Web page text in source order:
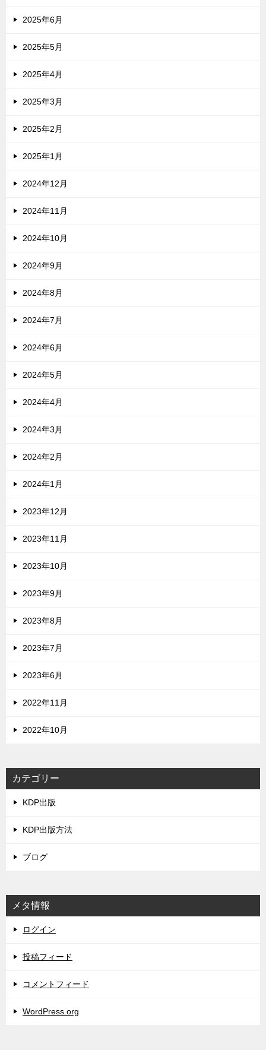
2025年6月
2025年5月
2025年4月
2025年3月
2025年2月
2025年1月
2024年12月
2024年11月
2024年10月
2024年9月
2024年8月
2024年7月
2024年6月
2024年5月
2024年4月
2024年3月
2024年2月
2024年1月
2023年12月
2023年11月
2023年10月
2023年9月
2023年8月
2023年7月
2023年6月
2022年11月
2022年10月
カテゴリー
KDP出版
KDP出版方法
ブログ
メタ情報
ログイン
投稿フィード
コメントフィード
WordPress.org